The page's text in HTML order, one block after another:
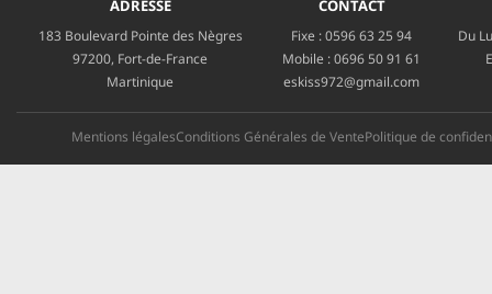
ADRESSE
183 Boulevard Pointe des Nègres
97200, Fort-de-France
Martinique
CONTACT
Fixe :0596 63 25 94
Mobile :0696 50 91 61
eskiss972@gmail.com
Du
Mentions légalesConditions Générales de VentePolitique de